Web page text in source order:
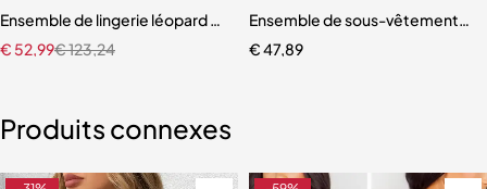
pour femmes
Ensemble de lingerie léopard pour femme
€123,24
€ 52,99
Ensemble de sous-vêtements
€47,89
Produits connexes